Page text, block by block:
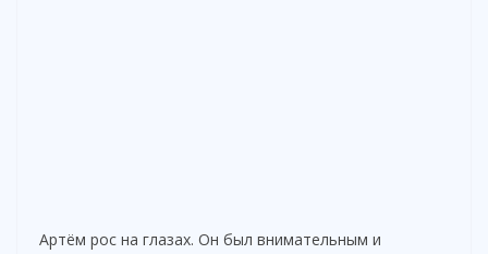
Артём рос на глазах. Он был внимательным и